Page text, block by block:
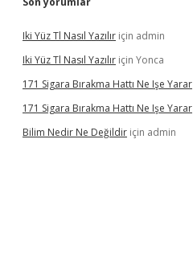
Iki Yüz Tl Nasıl Yazılır için admin
Iki Yüz Tl Nasıl Yazılır için Yonca
171 Sigara Bırakma Hattı Ne Işe Yarar
171 Sigara Bırakma Hattı Ne Işe Yarar
Bilim Nedir Ne Değildir için admin